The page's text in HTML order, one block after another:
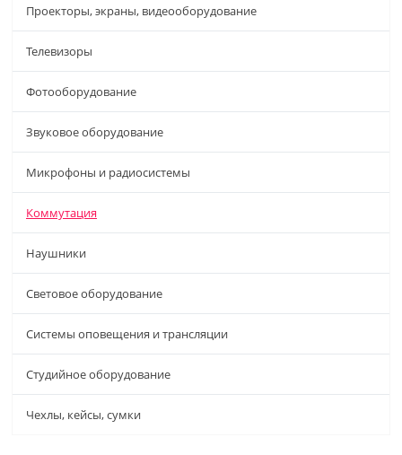
Проекторы, экраны, видеооборудование
Телевизоры
Фотооборудование
Звуковое оборудование
Микрофоны и радиосистемы
Коммутация
Наушники
Световое оборудование
Системы оповещения и трансляции
Студийное оборудование
Чехлы, кейсы, сумки